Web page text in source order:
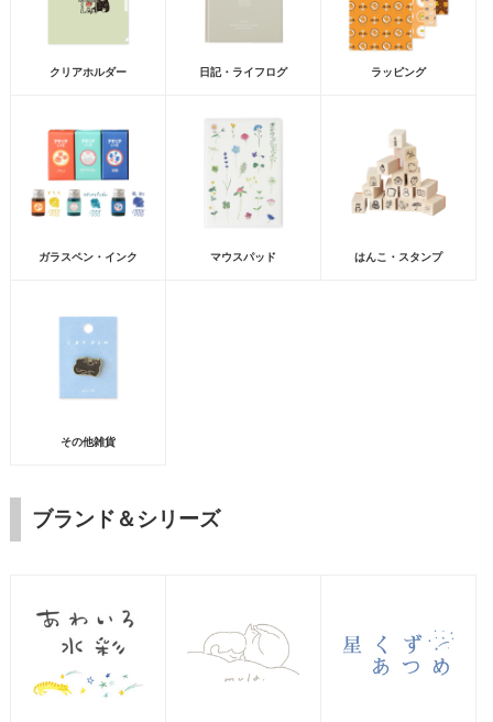
クリアホルダー 日記・ライフログ ラッピング
ガラスペン・インク マウスパッド はんこ・スタンプ
その他雑貨
ブランド＆シリーズ